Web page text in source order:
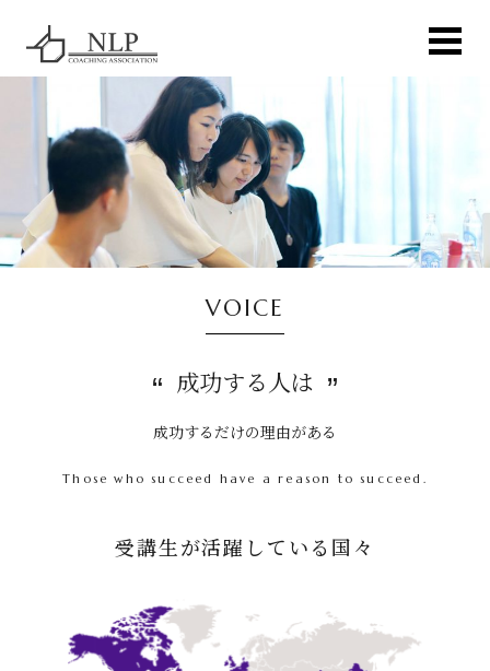
VOICE
成功する人は
成功するだけの理由がある
Those who succeed have a reason to succeed.
受講生が活躍している国々